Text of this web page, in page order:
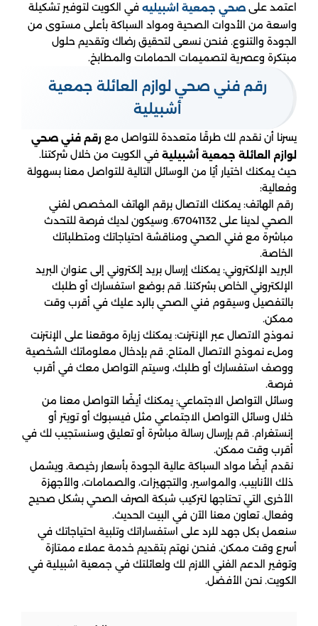
اعتمد على صحي جمعية اشبيليه في الكويت لتوفير تشكيلة
واسعة من الأدوات الصحية ومواد السباكة بأعلى مستوى من
الجودة والتنوع. فنحن نسعى لتحقيق رضاك وتقديم حلول
مبتكرة وعصرية لتصميمات الحمامات والمطابخ.
رقم فني صحي لوازم العائلة جمعية
أشبيلية
يسرنا أن نقدم لك طرقًا متعددة للتواصل مع رقم فني صحي
لوازم العائلة جمعية أشبيلية في الكويت من خلال شركتنا.
حيث يمكنك اختيار أيًا من الوسائل التالية للتواصل معنا بسهولة
وفعالية:
رقم الهاتف: يمكنك الاتصال برقم الهاتف المخصص لفني
الصحي لدينا على 67041132. وسيكون لديك فرصة للتحدث
مباشرة مع فني الصحي ومناقشة احتياجاتك ومتطلباتك
الخاصة.
البريد الإلكتروني: يمكنك إرسال بريد إلكتروني إلى عنوان البريد
الإلكتروني الخاص بشركتنا. قم بوضع استفسارك أو طلبك
بالتفصيل وسيقوم فني الصحي بالرد عليك في أقرب وقت
ممكن.
نموذج الاتصال عبر الإنترنت: يمكنك زيارة موقعنا على الإنترنت
وملء نموذج الاتصال المتاح. قم بإدخال معلوماتك الشخصية
ووصف استفسارك أو طلبك، وسيتم التواصل معك في أقرب
فرصة.
وسائل التواصل الاجتماعي: يمكنك أيضًا التواصل معنا من
خلال وسائل التواصل الاجتماعي مثل فيسبوك أو تويتر أو
إنستغرام. قم بإرسال رسالة مباشرة أو تعليق وسنستجيب لك في
أقرب وقت ممكن.
نقدم أيضًا مواد السباكة عالية الجودة بأسعار رخيصة. ويشمل
ذلك الأنابيب، والمواسير، والتجهيزات، والصمامات، والأجهزة
الأخرى التي تحتاجها لتركيب شبكة الصرف الصحي بشكل صحيح
وفعال. تعاون معنا الآن في البيت الحديث.
سنعمل بكل جهد للرد على استفساراتك وتلبية احتياجاتك في
أسرع وقت ممكن. فنحن نهتم بتقديم خدمة عملاء ممتازة
وتوفير الدعم الفني اللازم لك ولعائلتك في جمعية اشبيلية في
الكويت. نحن الأفضل.